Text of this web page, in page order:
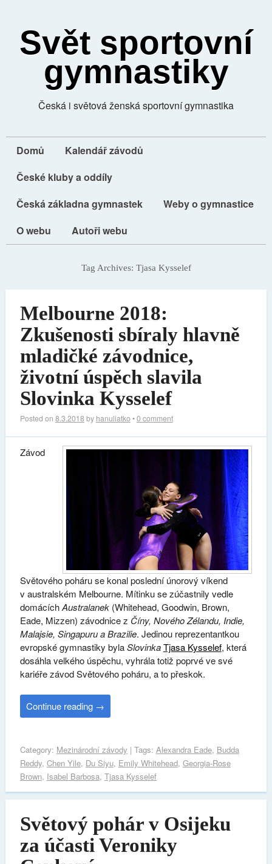
Svět sportovní
gymnastiky
Česká i světová ženská sportovní gymnastika
Domů
Kalendář závodů
České kluby a oddíly
Česká základna gymnastek
Weby o gymnastice
O webu
Autoři webu
Tag Archives: Tjasa Kysselef
Melbourne 2018:
Zkušenosti sbíraly hlavně
mladičké závodnice,
životní úspěch slavila
Slovinka Kysselef
Posted on 8.3.2018 by hanuliatko •0 comment
Závod
Světového poháru se konal poslední únorový víkend
v australském Melbourne. Mítinku se zúčastnily vedle
domácíchAustralanek(Whitehead, Goodwin, Brown,
Eade, Mizzen) závodnice z Číny, Nového Zélandu, Indie,
Malajsie, Singapuru a Brazilie. Jedinou reprezentantkou
evropské gymnastiky bylaSlovinkaTjasa Kysselef, která
dosáhla velkého úspěchu, vyhrála totiž poprvé ve své
kariéře závod Světového poháru, a to přeskok.
Continue reading →
Category: Mezinárodní závody | Tags: Alexandra Eade, Budda
Reddy, Chen Yile, Du Siyu, Emily Whitehead, Georgia-Rose
Brown, Isabel Barbosa, Tjasa Kysselef
Světový pohár v Osijeku
za účasti Veroniky